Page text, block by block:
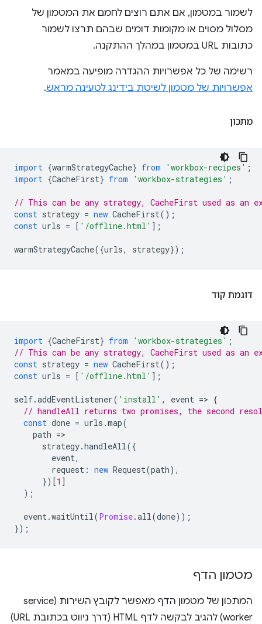
לשמור במטמון, אם אתם רוצים לחמם את המטמון של
מסלול מסוים או מקומות דומים שבהם תרצו לשמור
כתובות URL במטמון במהלך ההתקנה.
רשימה של כל אפשרויות ההגדרה מופיעה במאמר
אפשרויות של מטמון לשיטת בידינג לטעינה מראש.
מתכון
import {warmStrategyCache} from 'workbox-recipes' ;
import {CacheFirst} from 'workbox-strategies' ;
// This can be any strategy, CacheFirst used as an
const strategy = new CacheFirst();
const urls = [ '/offline.html' ];
warmStrategyCache({urls, strategy});
דוגמת קוד
import {CacheFirst} from 'workbox-strategies' ;
// This can be any strategy, CacheFirst used as an
const strategy = new CacheFirst();
const urls = [ '/offline.html' ];
self.addEventListener( 'install' , event => {
// handleAll returns two promises, the second
const done = urls .map(
path =
strategy.handleAll({
event,
request : new Request(path),
})[1 ]
);
event.waitUntil(Promise.all(done));
});
מטמון הדף
המתכון של מטמון הדף מאפשר לקובץ השירות (service
worker) להגיב לבקשה לדף HTML (דרך ניווט בכתובת URL)